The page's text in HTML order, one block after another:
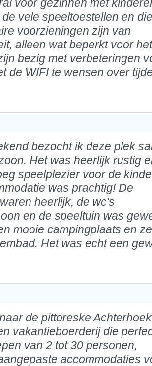
voor gezinnen met
vele speeltoestellen en
voorzieningen zijn van
alleen wat beperkt voor
bezig met verbeteringen
de WIFI te wensen over
bezocht ik deze plek
Het was heerlijk rustig
speelplezier voor de
was prachtig! De
heerlijk, de wc's
en de speeltuin was
mooie campingplaats en
Het was echt een
de pittoreske
vakantieboerderij die
van 2 tot 30 personen,
accommodaties